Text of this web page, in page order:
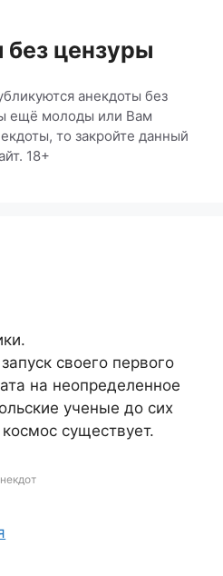
цензуры
анекдоты без
ещё молоды или Вам
то закройте данный
18+
своего первого
на неопределенное
ученые до сих
существует.